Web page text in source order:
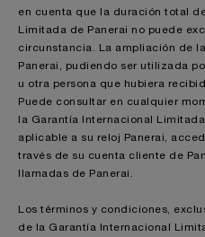
en cuenta que la duración total
Limitada de Panerai no puede
circunstancia. La ampliación de
Panerai, pudiendo ser utilizada
u otra persona que hubiera
Puede consultar en cualquier
la Garantía Internacional
aplicable a su reloj Panerai,
través de su cuenta cliente de
llamadas de Panerai.
Los términos y condiciones,
de la Garantía Internacional